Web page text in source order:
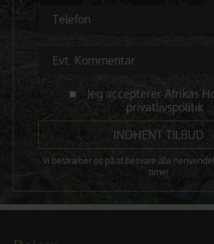
Jeg accepterer Afrikas
privatlivspolitik
Vi bestræber os på at besvare alle
timer